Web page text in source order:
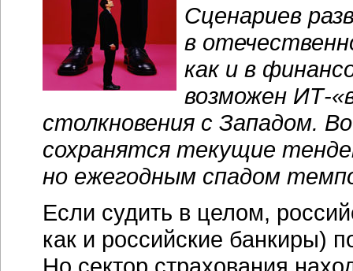
Сценариев
в
как и в
возможен ИТ-
столкновения с Западом.
сохранятся текущие
но ежегодным спадом
Если судить в целом,
как и российские банкиры)